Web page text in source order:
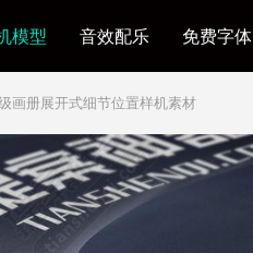
模型 音效配乐 免费字体
画册展开式细节位置样机素材